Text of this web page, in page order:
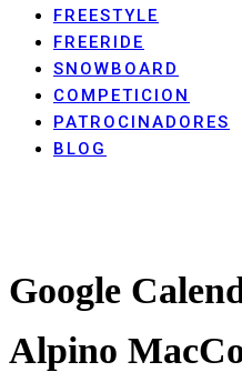
FREESTYLE
FREERIDE
SNOWBOARD
COMPETICION
PATROCINADORES
BLOG
Google
Alpino